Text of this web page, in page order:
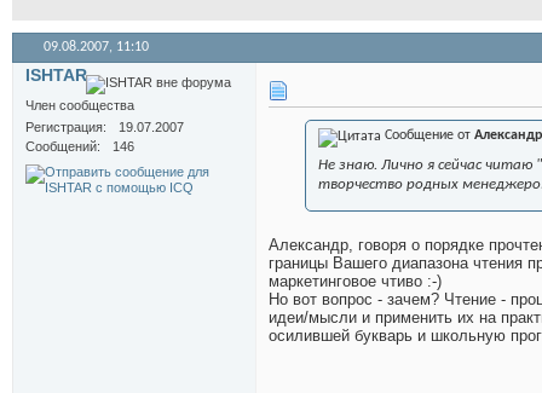
09.08.2007, 11:10
ISHTAR
Член сообщества
Регистрация
19.07.2007
Сообщений
146
Сообщение от
Не знаю. Лично я сейчас
творчество родных
Александр, говоря о порядке
границы Вашего диапазона чтения
маркетинговое чтиво :-)
Но вот вопрос - зачем? Чтение -
идеи/мысли и применить их на
осилившей букварь и школьную